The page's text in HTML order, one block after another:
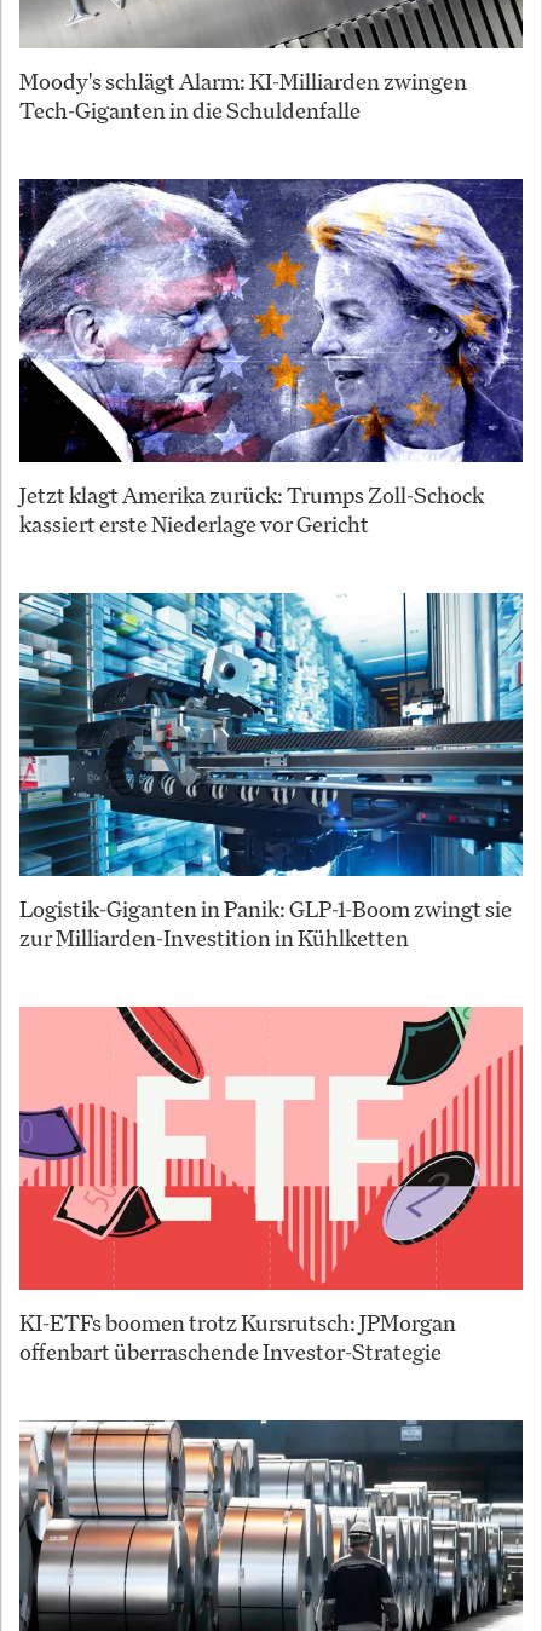
Moody's schlägt Alarm: KI-Milliarden zwingen
Tech-Giganten in die Schuldenfalle
Jetzt klagt Amerika zurück: Trumps Zoll-Schock
kassiert erste Niederlage vor Gericht
Logistik-Giganten in Panik: GLP-1-Boom zwingt sie
zur Milliarden-Investition in Kühlketten
KI-ETFs boomen trotz Kursrutsch: JPMorgan
offenbart überraschende Investor-Strategie